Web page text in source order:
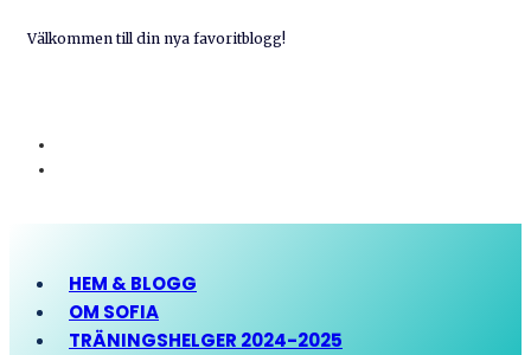
Välkommen till din nya favoritblogg!
HEM & BLOGG
OM SOFIA
TRÄNINGSHELGER 2024-2025